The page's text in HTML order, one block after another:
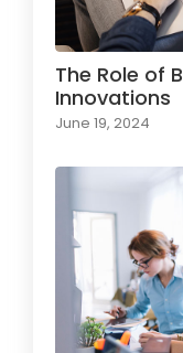
The Role of
Innovations
June 19, 2024